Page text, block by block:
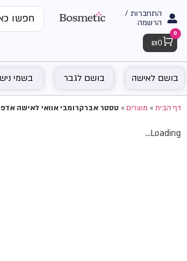
התחברות /
הרשמה
Cart
0
₪ 0
בושם לאישה בושם לגבר בשמי נישה
דף הבית»מוצרים»טסטר אברקרומבי אוואי לאישה אדפ 100מל
Loading...